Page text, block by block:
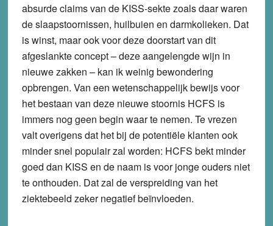
absurde claims van de KISS-sekte zoals daar waren
de slaapstoornissen, huilbuien en darmkolieken. Dat
is winst, maar ook voor deze doorstart van dit
afgeslankte concept – deze aangelengde wijn in
nieuwe zakken – kan ik weinig bewondering
opbrengen. Van een wetenschappelijk bewijs voor
het bestaan van deze nieuwe stoornis HCFS is
immers nog geen begin waar te nemen. Te vrezen
valt overigens dat het bij de potentiële klanten ook
minder snel populair zal worden: HCFS bekt minder
goed dan KISS en de naam is voor jonge ouders niet
te onthouden. Dat zal de verspreiding van het
ziektebeeld zeker negatief beïnvloeden.